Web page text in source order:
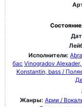
Исполнители:
бас Vinogradov
Konstantin, bass /
Жанры: Арии /